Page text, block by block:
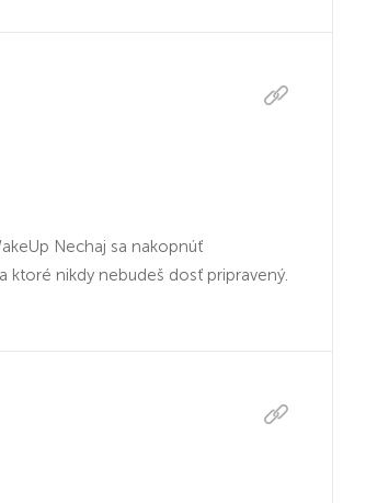
Nechaj sa nakopnúť
ktoré nikdy nebudeš dosť pripravený.